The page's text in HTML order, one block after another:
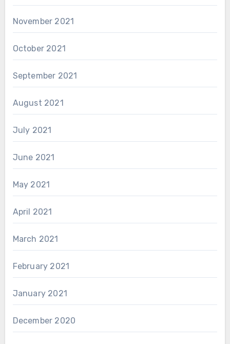
November 2021
October 2021
September 2021
August 2021
July 2021
June 2021
May 2021
April 2021
March 2021
February 2021
January 2021
December 2020